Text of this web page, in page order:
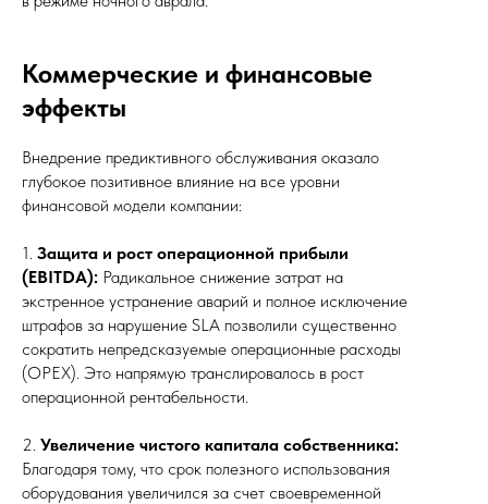
Коммерческие и финансовые
эффекты
Внедрение предиктивного обслуживания оказало
глубокое позитивное влияние на все уровни
финансовой модели компании:
1. Защита и рост операционной прибыли
(EBITDA): Радикальное снижение затрат на
экстренное устранение аварий и полное исключение
штрафов за нарушение SLA позволили существенно
сократить непредсказуемые операционные расходы
(OPEX). Это напрямую транслировалось в рост
операционной рентабельности.
2. Увеличение чистого капитала собственника:
Благодаря тому, что срок полезного использования
оборудования увеличился за счет своевременной